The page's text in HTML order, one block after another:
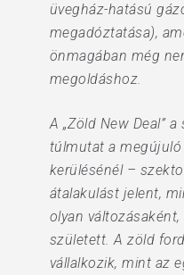
üvegház-hatású
megadóztatása),
önmagában még
megoldáshoz.
A „Zöld New Deal”
túlmutat a
kerülésénél –
átalakulást jelent,
olyan
született. A zöld
vállalkozik, mint az